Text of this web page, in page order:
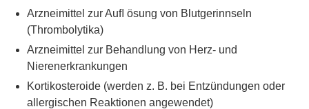
Arzneimittel zur Auﬂ ösung von Blutgerinnseln
(Thrombolytika)
Arzneimittel zur Behandlung von Herz- und
Nierenerkrankungen
Kortikosteroide (werden z. B. bei Entzündungen oder
allergischen Reaktionen angewendet)